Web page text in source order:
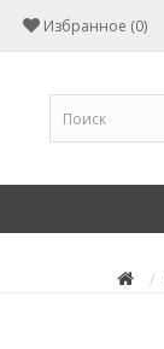
Избранное (0)